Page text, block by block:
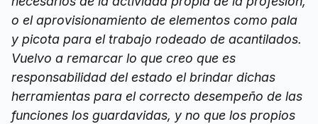
o el aprovisionamiento de elementos como pala
y picota para el trabajo rodeado de acantilados.
Vuelvo a remarcar lo que creo que es
responsabilidad del estado el brindar dichas
herramientas para el correcto desempeño de las
funciones los guardavidas, y no que los propios